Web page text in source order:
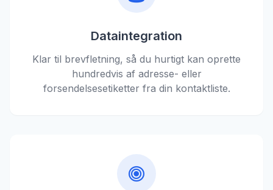
Dataintegration
Klar til brevfletning, så du hurtigt kan oprette
hundredvis af adresse- eller
forsendelsesetiketter fra din kontaktliste.